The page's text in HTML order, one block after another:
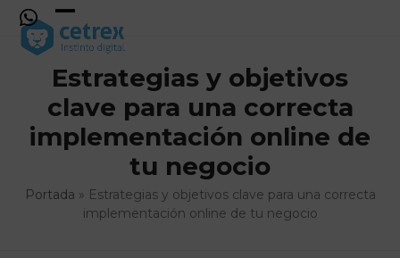
Skip
content
Open
mobile
menu
Close
mobile
menu
Estrategias y objetivos
clave para una correcta
implementación online de
tu negocio
Portada » Estrategias y objetivos clave para una correcta
implementación online de tu negocio